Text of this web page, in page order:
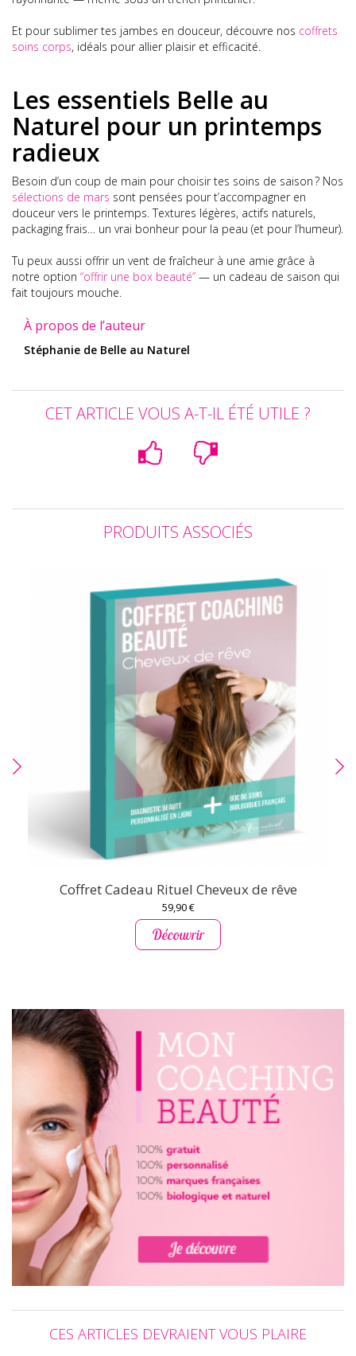
Et pour sublimer tes jambes en douceur, découvre nos coffrets
soins corps, idéals pour allier plaisir et efficacité.
Les essentiels Belle au
Naturel pour un printemps
radieux
Besoin d’un coup de main pour choisir tes soins de saison ? Nos
sélections de mars sont pensées pour t’accompagner en
douceur vers le printemps. Textures légères, actifs naturels,
packaging frais… un vrai bonheur pour la peau (et pour l’humeur).
Tu peux aussi offrir un vent de fraîcheur à une amie grâce à
notre option “offrir une box beauté” — un cadeau de saison qui
fait toujours mouche.
À propos de l’auteur
Stéphanie de Belle au Naturel
CET ARTICLE VOUS A-T-IL ÉTÉ UTILE ?
PRODUITS ASSOCIÉS
Coffret Cadeau Rituel Cheveux de rêve
59,90 €
Découvrir
CES ARTICLES DEVRAIENT VOUS PLAIRE